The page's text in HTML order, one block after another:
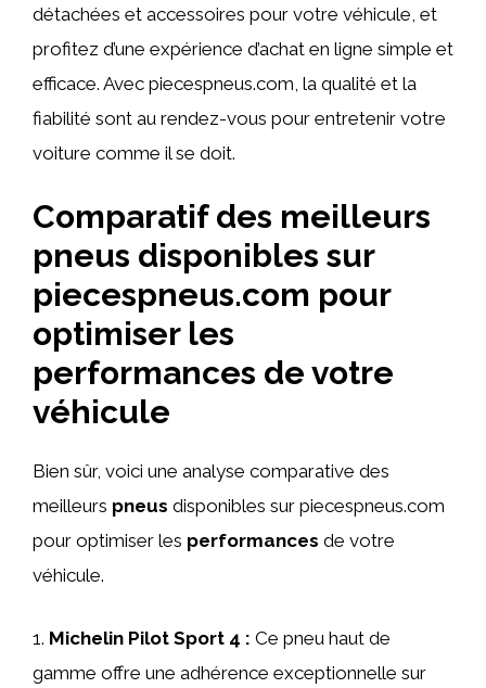
détachées et accessoires pour votre véhicule, et
profitez d’une expérience d’achat en ligne simple et
efficace. Avec piecespneus.com, la qualité et la
fiabilité sont au rendez-vous pour entretenir votre
voiture comme il se doit.
Comparatif des meilleurs
pneus disponibles sur
piecespneus.com pour
optimiser les
performances de votre
véhicule
Bien sûr, voici une analyse comparative des
meilleurs pneus disponibles sur piecespneus.com
pour optimiser les performances de votre
véhicule.
1. Michelin Pilot Sport 4 : Ce pneu haut de
gamme offre une adhérence exceptionnelle sur